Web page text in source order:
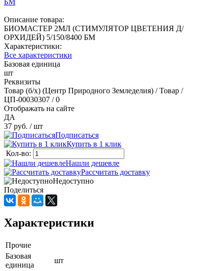
Описание товара:
БИОМАСТЕР 2МЛ (СТИМУЛЯТОР ЦВЕТЕНИЯ Д/
ОРХИДЕЙ) 5/150/8400 БМ
Характеристики:
Все характеристики
Базовая единица
шт
Реквизиты
Товар (б/х) (Центр Природного Земледелия) / Товар /
ЦП-00030307 / 0
Отображать на сайте
ДА
37 руб. / шт
Подписаться
Купить в 1 клик
Кол-во:
Нашли дешевле
Рассчитать доставку
Недоступно
Поделиться
Характеристики
Прочие
Базовая
единица
шт